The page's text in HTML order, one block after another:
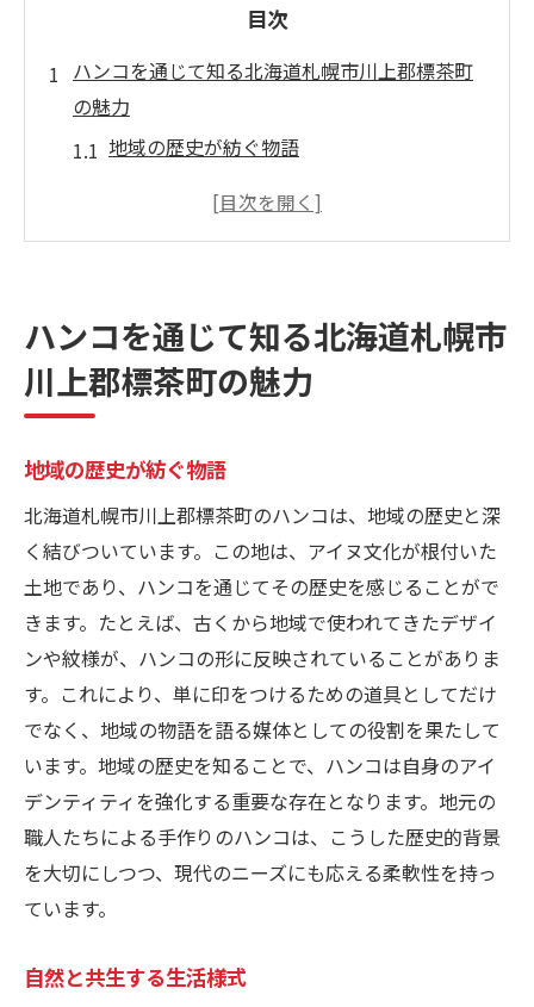
目次
ハンコを通じて知る北海道札幌市川上郡標茶町
の魅力
地域の歴史が紡ぐ物語
自然と共生する生活様式
地元文化の象徴としてのハンコ
地域の自然美を刻むオリジナルハンコが人気急
上昇
自然モチーフのデザインが注目
観光客に愛されるハンコの魅力
自然保護とデザインの関係
地域資源を活用した新たな試み
訪れる人々に自然美を伝える
環境に優しい製品作り
札幌市標茶町の伝統技術が生み出す個性的なハ
ンコ
長い歴史を持つハンコ製作技術
職人の技が光る手作りハンコ
技術継承と次世代への挑戦
技術革新による新しいデザイン
ハンコを通じて知る北海道札幌市
川上郡標茶町の魅力
地域の歴史が紡ぐ物語
北海道札幌市川上郡標茶町のハンコは、地域の歴史と深
く結びついています。この地は、アイヌ文化が根付いた
土地であり、ハンコを通じてその歴史を感じることがで
きます。たとえば、古くから地域で使われてきたデザイ
ンや紋様が、ハンコの形に反映されていることがありま
す。これにより、単に印をつけるための道具としてだけ
でなく、地域の物語を語る媒体としての役割を果たして
います。地域の歴史を知ることで、ハンコは自身のアイ
デンティティを強化する重要な存在となります。地元の
職人たちによる手作りのハンコは、こうした歴史的背景
を大切にしつつ、現代のニーズにも応える柔軟性を持っ
ています。
自然と共生する生活様式